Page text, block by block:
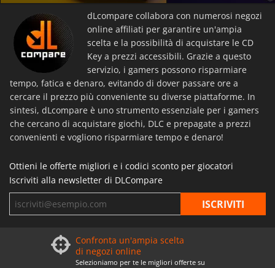
dLcompare collabora con numerosi negozi
online affiliati per garantire un'ampia
scelta e la possibilità di acquistare le CD
Key a prezzi accessibili. Grazie a questo
servizio, i gamers possono risparmiare
tempo, fatica e denaro, evitando di dover passare ore a
cercare il prezzo più conveniente su diverse piattaforme. In
sintesi, dLcompare è uno strumento essenziale per i gamers
che cercano di acquistare giochi, DLC e prepagate a prezzi
convenienti e vogliono risparmiare tempo e denaro!
Ottieni le offerte migliori e i codici sconto per giocatori
Iscriviti alla newsletter di DLCompare
Confronta un'ampia scelta
di negozi online
Selezioniamo per te le migliori offerte su